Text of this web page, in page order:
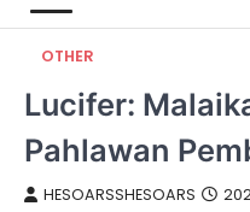
OTHER
Lucifer:
Pahlawan
HESOARSSHESOARS